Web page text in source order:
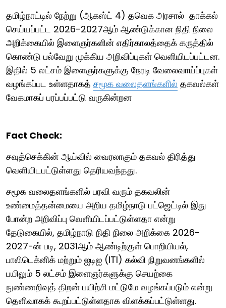
தமிழ்நாட்டில் நேற்று (ஆகஸ்ட் 4) தவெக அரசால் தாக்கல்
செய்யப்பட்ட 2026-2027ஆம் ஆண்டுக்கான நிதி நிலை
அறிக்கையில் இளைஞர்களின் எதிர்காலத்தைக் கருத்தில்
கொண்டு பல்வேறு முக்கிய அறிவிப்புகள் வெளியிடப்பட்டன.
இதில் 5 லட்சம் இளைஞர்களுக்கு நேரடி வேலைவாய்ப்புகள்
வழங்கப்பட உள்ளதாகத் சமூக வலைதளங்களில் தகவல்கள்
வேகமாகப் பரப்பப்பட்டு வருகின்றன
Fact Check:
சவுத்செக்கின் ஆய்வில் வைரலாகும் தகவல் திரித்து
வெளியிடபட்டுள்ளது தெரியவந்தது.
சமூக வலைதளங்களில் பரவி வரும் தகவலின்
உண்மைத்தன்மையை அறிய தமிழ்நாடு பட்ஜெட்டில் இது
போன்ற அறிவிப்பு வெளியிடப்பட்டுள்ளதா என்று
தேடுகையில், தமிழ்நாடு நிதி நிலை அறிக்கை 2026-
2027-ன் படி, 2031ஆம் ஆண்டிற்குள் பொறியியல்,
பாலிடெக்னிக் மற்றும் ஐடிஐ (ITI) கல்வி நிறுவனங்களில்
பயிலும் 5 லட்சம் இளைஞர்களுக்கு செயற்கை
நுண்ணறிவுத் திறன் பயிற்சி மட்டுமே வழங்கப்படும் என்று
தெளிவாகக் கூறப்பட்டுள்ளதாக விளக்கப்பட்டுள்ளது.